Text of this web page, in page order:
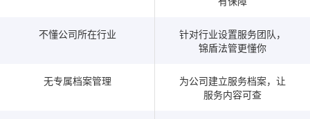
不懂公司所在行业
针对行业设置服务团队，
锦盾法管更懂你
无专属档案管理
为公司建立服务档案，让
服务内容可查